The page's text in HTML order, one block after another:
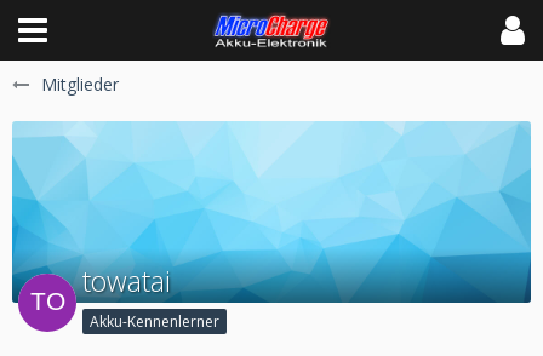
Mitglieder
towatai
Akku-Kennenlerner